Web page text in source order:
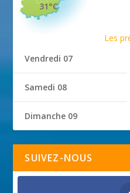
31°C
Les
Vendredi 07
Samedi 08
Dimanche 09
SUIVEZ-NOUS